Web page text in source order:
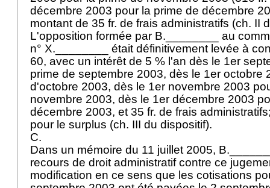
décembre 2003 pour la prime de décembre
montant de 35 fr. de frais administratifs (ch. II
L'opposition formée par B.________ au
n° X.________ était définitivement levée à
60, avec un intérêt de 5 % l'an dès le 1er
prime de septembre 2003, dès le 1er octobre
d'octobre 2003, dès le 1er novembre 2003
novembre 2003, dès le 1er décembre 2003
décembre 2003, et 35 fr. de frais
pour le surplus (ch. III du dispositif).
C.
Dans un mémoire du 11 juillet 2005,
recours de droit administratif contre ce
modification en ce sens que les cotisations